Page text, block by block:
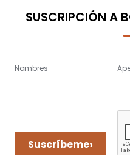
SUSCRIPCIÓN A
Nombres
Suscríbeme›